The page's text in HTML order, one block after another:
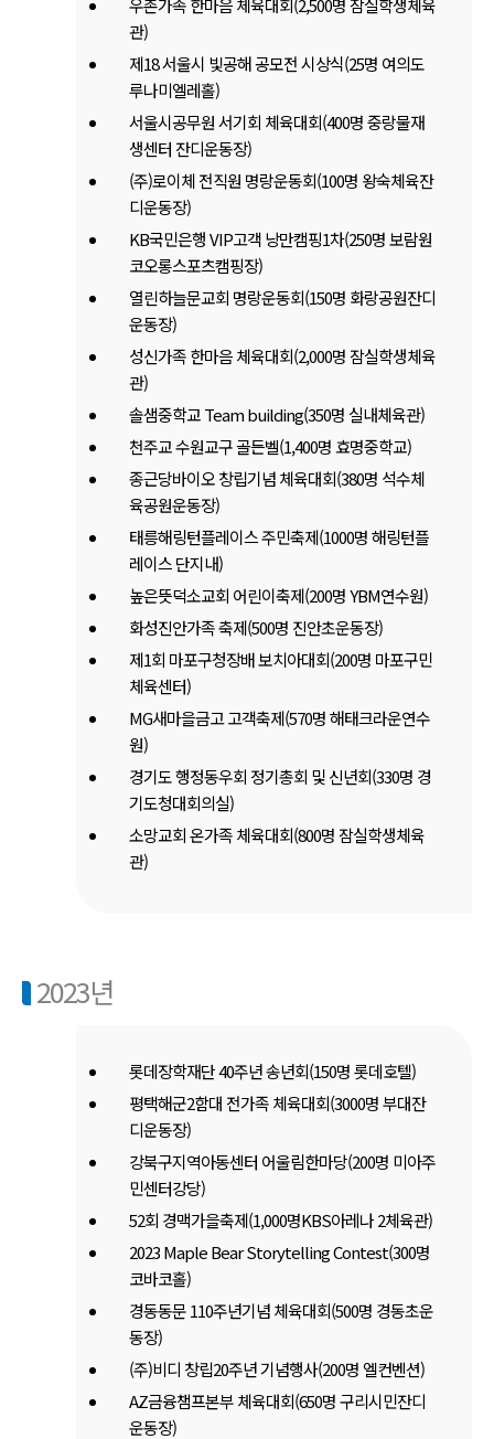
우촌가족 한마음 체육대회(2,500명 잠실학생체육
관)
제18 서울시 빛공해 공모전 시상식(25명 여의도
루나미엘레홀)
서울시공무원 서기회 체육대회(400명 중랑물재
생센터 잔디운동장)
(주)로이체 전직원 명랑운동회(100명 왕숙체육잔
디운동장)
KB국민은행 VIP고객 낭만캠핑1차(250명 보람원
코오롱스포츠캠핑장)
열린하늘문교회 명랑운동회(150명 화랑공원잔디
운동장)
성신가족 한마음 체육대회(2,000명 잠실학생체육
관)
솔샘중학교 Team building(350명 실내체육관)
천주교 수원교구 골든벨(1,400명 효명중학교)
종근당바이오 창립기념 체육대회(380명 석수체
육공원운동장)
태릉해링턴플레이스 주민축제(1000명 해링턴플
레이스 단지내)
높은뜻덕소교회 어린이축제(200명 YBM연수원)
화성진안가족 축제(500명 진안초운동장)
제1회 마포구청장배 보치아대회(200명 마포구민
체육센터)
MG새마을금고 고객축제(570명 해태크라운연수
원)
경기도 행정동우회 정기총회 및 신년회(330명 경
기도청대회의실)
소망교회 온가족 체육대회(800명 잠실학생체육
관)
2023년
롯데장학재단 40주년 송년회(150명 롯데호텔)
평택해군2함대 전가족 체육대회(3000명 부대잔
디운동장)
강북구지역아동센터 어울림한마당(200명 미아주
민센터강당)
52회 경맥가을축제(1,000명KBS아레나 2체육관)
2023 Maple Bear Storytelling Contest(300명
코바코홀)
경동동문 110주년기념 체육대회(500명 경동초운
동장)
(주)비디 창립20주년 기념행사(200명 엘컨벤션)
AZ금융챔프본부 체육대회(650명 구리시민잔디
운동장)